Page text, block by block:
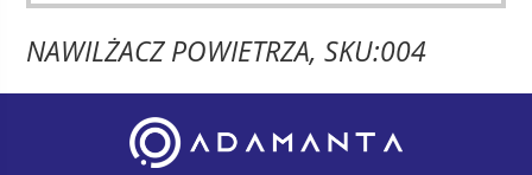
NAWILŻACZ POWIETRZA, SKU:004